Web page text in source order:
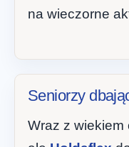
na wieczorne
Seniorzy
Wraz z wiekiem